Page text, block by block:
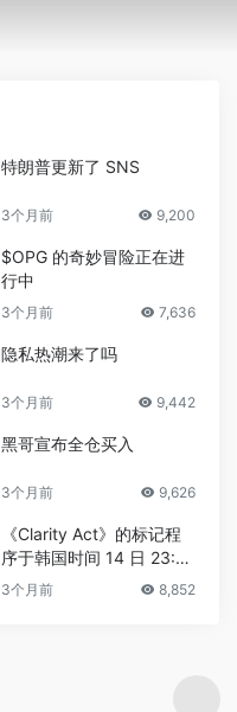
特朗普更新了 SNS
3个月前 9,200
$OPG 的奇妙冒险正在进
行中
3个月前 7,636
隐私热潮来了吗
3个月前 9,442
黑哥宣布全仓买入
3个月前 9,626
《Clarity Act》的标记程
序于韩国时间 14 日 23:3
0 进行
3个月前 8,852